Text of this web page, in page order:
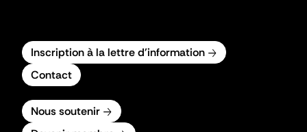
Inscription à la lettre d'information
Contact
Nous soutenir